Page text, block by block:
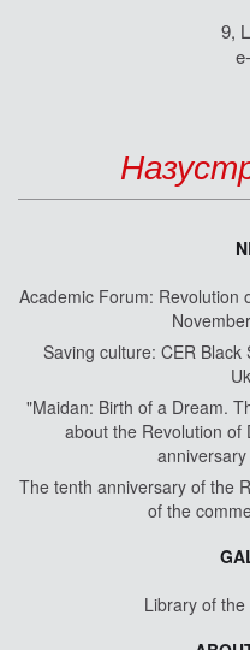
9,
Academic Forum: Revolution
Saving culture: CER
"Maidan: Birth of a Dream.
about the Revolution of
The tenth anniversary of the
of the
Library of